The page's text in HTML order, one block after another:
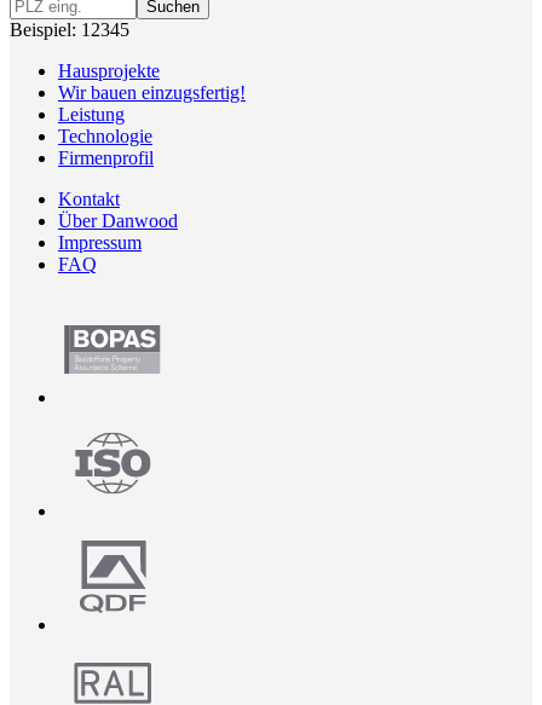
Suchen
Beispiel: 12345
Hausprojekte
Wir bauen einzugsfertig!
Leistung
Technologie
Firmenprofil
Kontakt
Über Danwood
Impressum
FAQ